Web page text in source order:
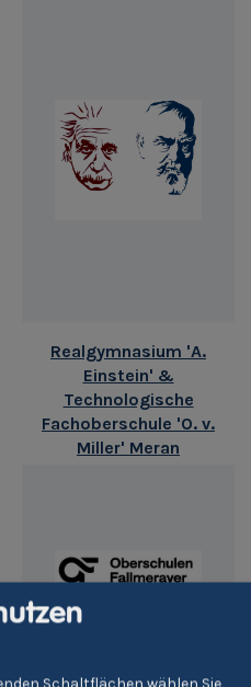
Realgymnasium 'A.
Einstein' &
Technologische
Fachoberschule 'O. v.
Miller' Meran